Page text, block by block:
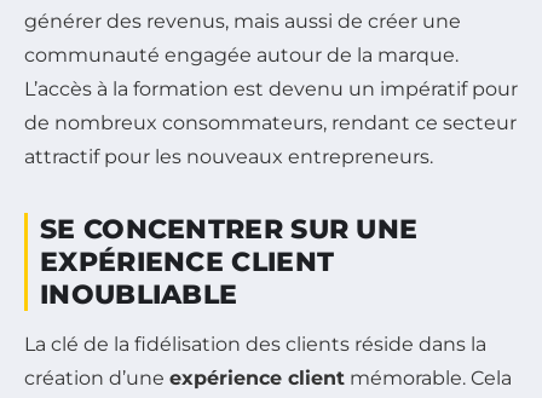
générer des revenus, mais aussi de créer une
communauté engagée autour de la marque.
L’accès à la formation est devenu un impératif pour
de nombreux consommateurs, rendant ce secteur
attractif pour les nouveaux entrepreneurs.
SE CONCENTRER SUR UNE
EXPÉRIENCE CLIENT
INOUBLIABLE
La clé de la fidélisation des clients réside dans la
création d’une expérience client mémorable. Cela